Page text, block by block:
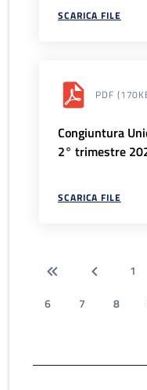
SCARICA FILE
PDF
Congiuntura
2° trimestre
SCARICA FILE
1
6
7 8